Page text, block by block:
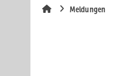
Meldungen